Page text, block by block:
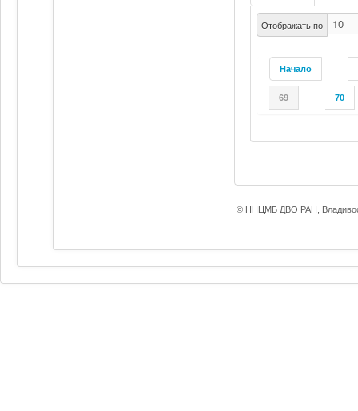
Отображать по
Начало
69 70
© ННЦМБ ДВО РАН,